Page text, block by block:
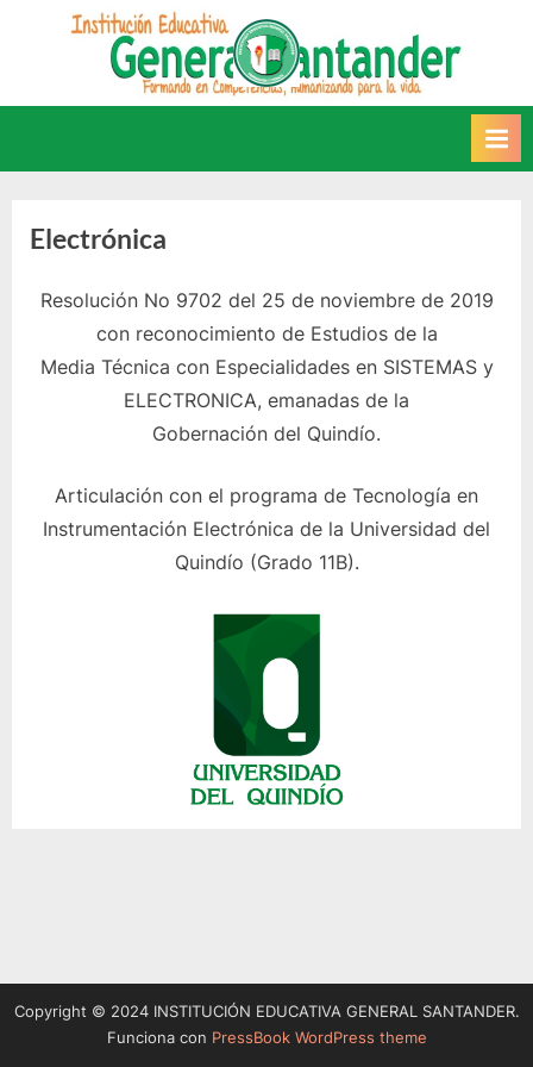
INSTITUCIÓN
EDUCATIVA GENERAL
Este sitio web recoge
información relacionada con la
Electrónica
Resolución No 9702 del 25 de noviembre de 2019
con reconocimiento de Estudios de la
Media Técnica con Especialidades en SISTEMAS y
ELECTRONICA, emanadas de la
Gobernación del Quindío.
Articulación con el programa de Tecnología en
Instrumentación Electrónica de la Universidad del
Quindío (Grado 11B).
Copyright © 2024 INSTITUCIÓN EDUCATIVA GENERAL SANTANDER.
Funciona con PressBook WordPress theme